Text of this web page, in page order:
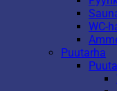
WC-
Puutarha